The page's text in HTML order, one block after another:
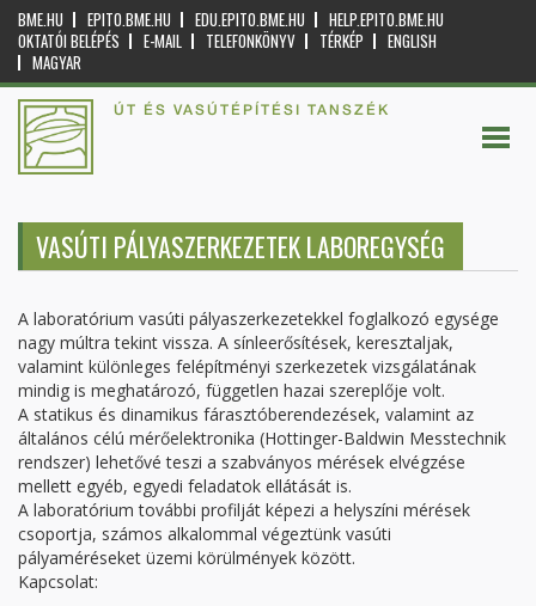
BME.HU EPITO.BME.HU EDU.EPITO.BME.HU
HELP.EPITO.BME.HU
OKTATÓI BELÉPÉS
E-MAIL TELEFONKÖNYV TÉRKÉP
ENGLISH
MAGYAR
ÚT ÉS VASÚTÉPÍTÉSI TANSZÉK
VASÚTI PÁLYASZERKEZETEK LABOREGYSÉG
A laboratórium vasúti pályaszerkezetekkel foglalkozó egysége
nagy múltra tekint vissza. A sínleerősítések, keresztaljak,
valamint különleges felépítményi szerkezetek vizsgálatának
mindig is meghatározó, független hazai szereplője volt.
A statikus és dinamikus fárasztóberendezések, valamint az
általános célú mérőelektronika (Hottinger-Baldwin Messtechnik
rendszer) lehetővé teszi a szabványos mérések elvégzése
mellett egyéb, egyedi feladatok ellátását is.
A laboratórium további profilját képezi a helyszíni mérések
csoportja, számos alkalommal végeztünk vasúti
pályaméréseket üzemi körülmények között.
Kapcsolat: